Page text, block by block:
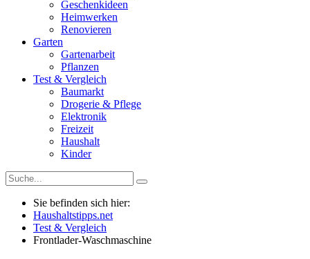
Geschenkideen
Heimwerken
Renovieren
Garten
Gartenarbeit
Pflanzen
Test & Vergleich
Baumarkt
Drogerie & Pflege
Elektronik
Freizeit
Haushalt
Kinder
Sie befinden sich hier:
Haushaltstipps.net
Test & Vergleich
Frontlader-Waschmaschine